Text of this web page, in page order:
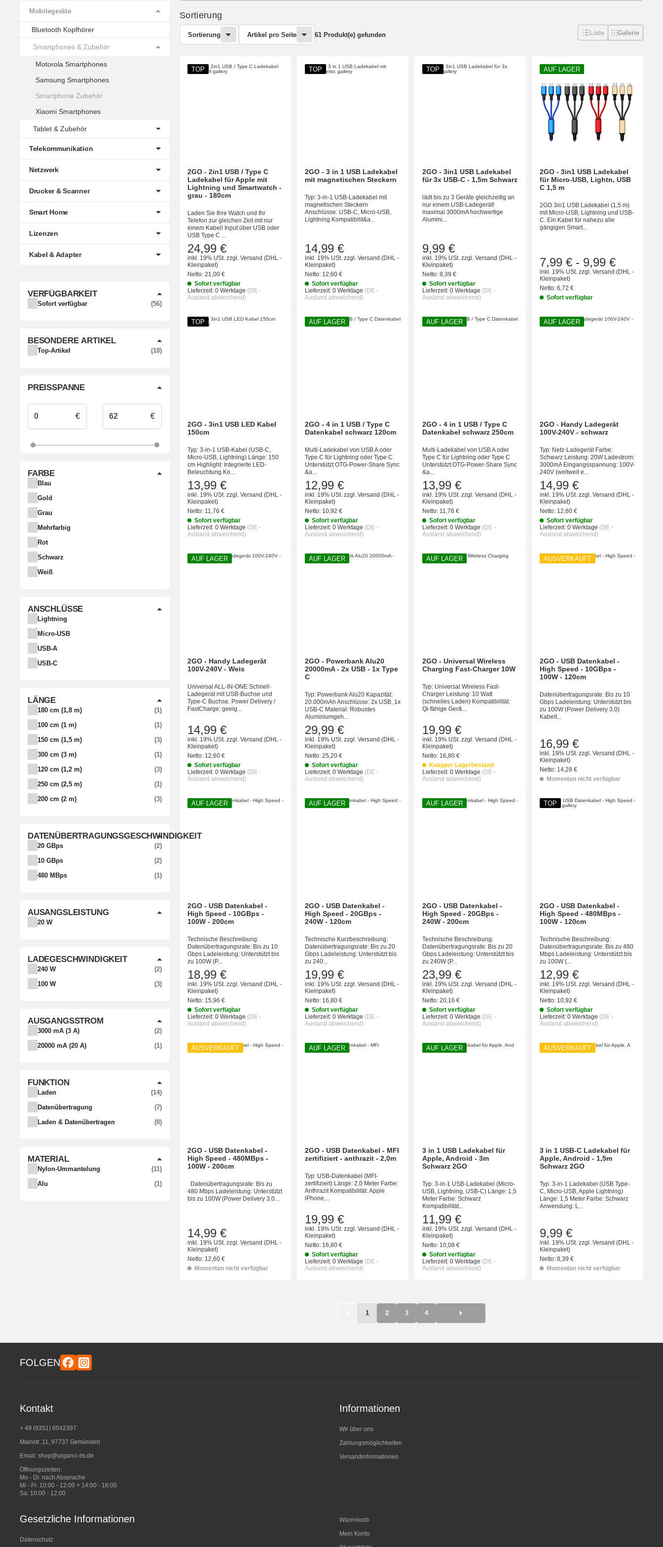
Sortierung
Sortierung Artikel pro Seite 61 Produkt(e) gefunden Liste Galerie
TOP
2GO - 2in1 USB / Type C
Ladekabel für Apple mit
Lightning und Smartwatch -
grau - 180cm
Laden Sie Ihre Watch und Ihr
Telefon zur gleichen Zeit mit nur
einem Kabel! Input über USB oder
USB Type C ...
24,99 €
inkl. 19% USt. zzgl. Versand (DHL -
Kleinpaket)
Netto: 21,00 €
Sofort verfügbar
Lieferzeit: 0 Werktage (DE -
Ausland abweichend)
TOP
2GO - 3 in 1 USB Ladekabel
mit magnetischen Steckern
Typ: 3-in-1 USB-Ladekabel mit
magnetischen Steckern
Anschlüsse: USB-C, Micro-USB,
Lightning Kompatibilit&a...
14,99 €
inkl. 19% USt. zzgl. Versand (DHL -
Kleinpaket)
Netto: 12,60 €
Sofort verfügbar
Lieferzeit: 0 Werktage (DE -
Ausland abweichend)
TOP
2GO - 3in1 USB Ladekabel
für 3x USB-C - 1,5m Schwarz
lädt bis zu 3 Geräte gleichzeitig an
nur einem USB-Ladegerät!
maximal 3000mA hochwertige
Alumini...
9,99 €
inkl. 19% USt. zzgl. Versand (DHL -
Kleinpaket)
Netto: 8,39 €
Sofort verfügbar
Lieferzeit: 0 Werktage (DE -
Ausland abweichend)
AUF LAGER
2GO - 3in1 USB Ladekabel
für Micro-USB, Lightn, USB
C 1,5 m
2GO 3in1 USB Ladekabel (1,5 m)
mit Micro-USB, Lightning und USB-
C. Ein Kabel für nahezu alle
gängigen Smart...
7,99 € - 9,99 €
inkl. 19% USt. zzgl. Versand (DHL -
Kleinpaket)
Netto: 6,72 €
Sofort verfügbar
TOP
2GO - 3in1 USB LED Kabel
150cm
Typ: 3-in-1 USB-Kabel (USB-C,
Micro-USB, Lightning) Länge: 150
cm Highlight: Integrierte LED-
Beleuchtung Ko...
13,99 €
inkl. 19% USt. zzgl. Versand (DHL -
Kleinpaket)
Netto: 11,76 €
Sofort verfügbar
Lieferzeit: 0 Werktage (DE -
Ausland abweichend)
AUF LAGER
2GO - 4 in 1 USB / Type C
Datenkabel schwarz 120cm
Multi-Ladekabel von USB A oder
Type C für Lightning oder Type C
Unterstützt OTG-Power-Share Sync
&a...
12,99 €
inkl. 19% USt. zzgl. Versand (DHL -
Kleinpaket)
Netto: 10,92 €
Sofort verfügbar
Lieferzeit: 0 Werktage (DE -
Ausland abweichend)
AUF LAGER
2GO - 4 in 1 USB / Type C
Datenkabel schwarz 250cm
Multi-Ladekabel von USB A oder
Type C für Lightning oder Type C
Unterstützt OTG-Power-Share Sync
&a...
13,99 €
inkl. 19% USt. zzgl. Versand (DHL -
Kleinpaket)
Netto: 11,76 €
Sofort verfügbar
Lieferzeit: 0 Werktage (DE -
Ausland abweichend)
AUF LAGER
2GO - Handy Ladegerät
100V-240V - schwarz
Typ: Netz-Ladegerät Farbe:
Schwarz Leistung: 20W Ladestrom:
3000mA Eingangsspannung: 100V-
240V (weltweit e...
14,99 €
inkl. 19% USt. zzgl. Versand (DHL -
Kleinpaket)
Netto: 12,60 €
Sofort verfügbar
Lieferzeit: 0 Werktage (DE -
Ausland abweichend)
AUF LAGER
2GO - Handy Ladegerät
100V-240V - Weis
Universal ALL-IN-ONE Schnell-
Ladegerät mit USB-Buchse und
Type-C Buchse. Power Delivery /
FastCharge: geeig...
14,99 €
inkl. 19% USt. zzgl. Versand (DHL -
Kleinpaket)
Netto: 12,60 €
Sofort verfügbar
Lieferzeit: 0 Werktage (DE -
Ausland abweichend)
AUF LAGER
2GO - Powerbank Alu20
20000mA - 2x USB - 1x Type
C
Typ: Powerbank Alu20 Kapazität:
20.000mAh Anschlüsse: 2x USB, 1x
USB-C Material: Robustes
Aluminiumgeh...
29,99 €
inkl. 19% USt. zzgl. Versand (DHL -
Kleinpaket)
Netto: 25,20 €
Sofort verfügbar
Lieferzeit: 0 Werktage (DE -
Ausland abweichend)
AUF LAGER
2GO - Universal Wireless
Charging Fast-Charger 10W
Typ: Universal Wireless Fast-
Charger Leistung: 10 Watt
(schnelles Laden) Kompatibilität:
Qi-fähige Ger&...
19,99 €
inkl. 19% USt. zzgl. Versand (DHL -
Kleinpaket)
Netto: 16,80 €
Knapper Lagerbestand
Lieferzeit: 0 Werktage (DE -
Ausland abweichend)
AUSVERKAUFT
2GO - USB Datenkabel -
High Speed - 10GBps -
100W - 120cm
Datenübertragungsrate: Bis zu 10
Gbps Ladeleistung: Unterstützt bis
zu 100W (Power Delivery 3.0)
Kabelt...
16,99 €
inkl. 19% USt. zzgl. Versand (DHL -
Kleinpaket)
Netto: 14,28 €
Momentan nicht verfügbar
AUF LAGER
2GO - USB Datenkabel -
High Speed - 10GBps -
100W - 200cm
Technische Beschreibung:
Datenübertragungsrate: Bis zu 10
Gbps Ladeleistung: Unterstützt bis
zu 100W (P...
18,99 €
inkl. 19% USt. zzgl. Versand (DHL -
Kleinpaket)
Netto: 15,96 €
Sofort verfügbar
Lieferzeit: 0 Werktage (DE -
Ausland abweichend)
AUF LAGER
2GO - USB Datenkabel -
High Speed - 20GBps -
240W - 120cm
Technische Kurzbeschreibung:
Datenübertragungsrate: Bis zu 20
Gbps Ladeleistung: Unterstützt bis
zu 240...
19,99 €
inkl. 19% USt. zzgl. Versand (DHL -
Kleinpaket)
Netto: 16,80 €
Sofort verfügbar
Lieferzeit: 0 Werktage (DE -
Ausland abweichend)
AUF LAGER
2GO - USB Datenkabel -
High Speed - 20GBps -
240W - 200cm
Technische Beschreibung:
Datenübertragungsrate: Bis zu 20
Gbps Ladeleistung: Unterstützt bis
zu 240W (P...
23,99 €
inkl. 19% USt. zzgl. Versand (DHL -
Kleinpaket)
Netto: 20,16 €
Sofort verfügbar
Lieferzeit: 0 Werktage (DE -
Ausland abweichend)
TOP
2GO - USB Datenkabel -
High Speed - 480MBps -
100W - 120cm
Technische Beschreibung:
Datenübertragungsrate: Bis zu 480
Mbps Ladeleistung: Unterstützt bis
zu 100W (...
12,99 €
inkl. 19% USt. zzgl. Versand (DHL -
Kleinpaket)
Netto: 10,92 €
Sofort verfügbar
Lieferzeit: 0 Werktage (DE -
Ausland abweichend)
AUSVERKAUFT
2GO - USB Datenkabel -
High Speed - 480MBps -
100W - 200cm
Datenübertragungsrate: Bis zu
480 Mbps Ladeleistung: Unterstützt
bis zu 100W (Power Delivery 3.0...
14,99 €
inkl. 19% USt. zzgl. Versand (DHL -
Kleinpaket)
Netto: 12,60 €
Momentan nicht verfügbar
AUF LAGER
2GO - USB Datenkabel - MFI
zertifiziert - anthrazit - 2,0m
Typ: USB-Datenkabel (MFI-
zertifiziert) Länge: 2,0 Meter Farbe:
Anthrazit Kompatibilität: Apple
iPhone,...
19,99 €
inkl. 19% USt. zzgl. Versand (DHL -
Kleinpaket)
Netto: 16,80 €
Sofort verfügbar
Lieferzeit: 0 Werktage (DE -
Ausland abweichend)
AUF LAGER
3 in 1 USB Ladekabel für
Apple, Android - 3m
Schwarz 2GO
Typ: 3-in-1 USB-Ladekabel (Micro-
USB, Lightning, USB-C) Länge: 1,5
Meter Farbe: Schwarz
Kompatibilität...
11,99 €
inkl. 19% USt. zzgl. Versand (DHL -
Kleinpaket)
Netto: 10,08 €
Sofort verfügbar
Lieferzeit: 0 Werktage (DE -
Ausland abweichend)
AUSVERKAUFT
3 in 1 USB-C Ladekabel für
Apple, Android - 1,5m
Schwarz 2GO
Typ: 3-in-1 Ladekabel (USB Type-
C, Micro-USB, Apple Lightning)
Länge: 1,5 Meter Farbe: Schwarz
Anwendung: L...
9,99 €
inkl. 19% USt. zzgl. Versand (DHL -
Kleinpaket)
Netto: 8,39 €
Momentan nicht verfügbar
1 2 3 4
Mobilegeräte
Bluetooth Kopfhörer
Smartphones & Zubehör
Motorola Smartphones
Samsung Smartphones
Smartphone Zubehör
Xiaomi Smartphones
Tablet & Zubehör
Telekommunikation
Netzwerk
Drucker & Scanner
Smart Home
Lizenzen
Kabel & Adapter
VERFÜGBARKEIT
Sofort verfügbar 56
ARTIKEL GEFUNDEN
BESONDERE ARTIKEL
Top-Artikel 18
ARTIKEL GEFUNDEN
PREISSPANNE
€ €
FARBE
Blau
Gold
Grau
Mehrfarbig
Rot
Schwarz
Weiß
ANSCHLÜSSE
Lightning
Micro-USB
USB-A
USB-C
LÄNGE
180 cm (1,8 m) 1
ARTIKEL GEFUNDEN
100 cm (1 m) 1
ARTIKEL GEFUNDEN
150 cm (1,5 m) 3
ARTIKEL GEFUNDEN
300 cm (3 m) 1
ARTIKEL GEFUNDEN
120 cm (1,2 m) 3
ARTIKEL GEFUNDEN
250 cm (2,5 m) 1
ARTIKEL GEFUNDEN
200 cm (2 m) 3
ARTIKEL GEFUNDEN
DATENÜBERTRAGUNGSGESCHWINDIGKEIT
20 GBps 2
ARTIKEL GEFUNDEN
10 GBps 2
ARTIKEL GEFUNDEN
480 MBps 1
ARTIKEL GEFUNDEN
AUSANGSLEISTUNG
20 W
LADEGESCHWINDIGKEIT
240 W 2
ARTIKEL GEFUNDEN
100 W 3
ARTIKEL GEFUNDEN
AUSGANGSSTROM
3000 mA (3 A) 2
ARTIKEL GEFUNDEN
20000 mA (20 A) 1
ARTIKEL GEFUNDEN
FUNKTION
Laden 14
ARTIKEL GEFUNDEN
Datenübertragung 7
ARTIKEL GEFUNDEN
Laden & Datenübertragen 8
ARTIKEL GEFUNDEN
MATERIAL
Nylon-Ummantelung 11
ARTIKEL GEFUNDEN
Alu 1
ARTIKEL GEFUNDEN
FOLGEN
Kontakt
+ 49 (9351) 6042397
Mainstr. 11, 97737 Gemünden
Email: shop@urganci-its.de
Öffnungszeiten:
Mo - Di: nach Absprache
Mi - Fr: 10:00 - 12:00 + 14:00 - 18:00
Sa: 10:00 - 12:00
Informationen
Wir über uns
Zahlungsmöglichkeiten
Versandinformationen
Gesetzliche Informationen
Datenschutz
Warenkorb
Mein Konto